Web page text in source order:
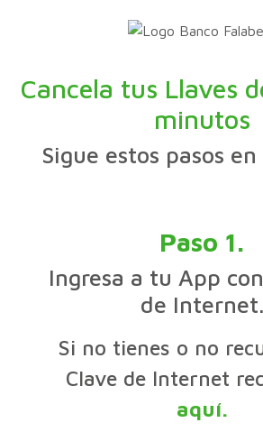
Cancela tus Llaves
minutos
Sigue estos pasos
Paso 1.
Ingresa a tu App
de Internet.
Si no tienes o no
Clave de Internet
aquí.